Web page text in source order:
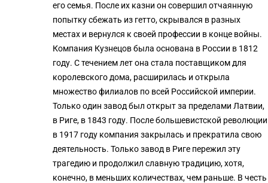
его семья. После их казни он совершил отчаянную
попытку сбежать из гетто, скрывался в разных
местах и вернулся к своей профессии в конце войны.
Компания Кузнецов была основана в России в 1812
году. С течением лет она стала поставщиком для
королевского дома, расширилась и открыла
множество филиалов по всей Российской империи.
Только один завод был открыт за пределами Латвии,
в Риге, в 1843 году. После большевистской революции
в 1917 году компания закрылась и прекратила свою
деятельность. Только завод в Риге пережил эту
трагедию и продолжил славную традицию, хотя,
конечно, в меньших количествах, чем раньше. В честь